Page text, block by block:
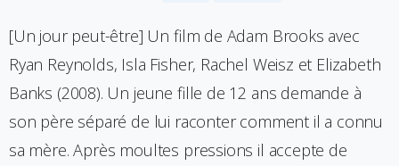
[Un jour peut-être] Un film de Adam Brooks avec
Ryan Reynolds, Isla Fisher, Rachel Weisz et Elizabeth
Banks (2008). Un jeune fille de 12 ans demande à
son père séparé de lui raconter comment il a connu
sa mère. Après moultes pressions il accepte de